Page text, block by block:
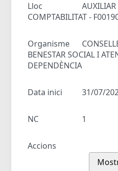
Lloc
COMPTABILITAT -
Organisme
BENESTAR SOCIAL I
DEPENDÈNCIA
Data inici 31/07/
NC 1
Accions